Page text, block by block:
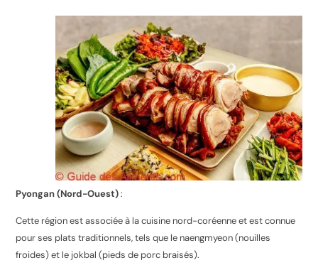
Pyongan (Nord-Ouest):
Cette région est associée à la cuisine nord-coréenne et est connue
pour ses plats traditionnels, tels que le naengmyeon (nouilles
froides) et le jokbal (pieds de porc braisés).